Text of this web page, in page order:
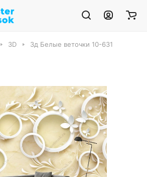
3D 3д Белые веточки 10-631